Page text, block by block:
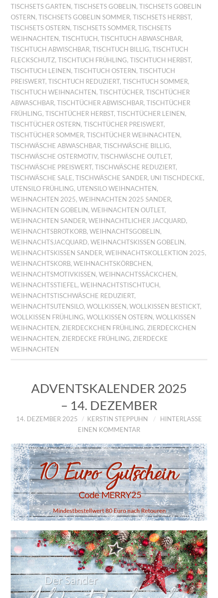
TISCHSETS GARTEN,TISCHSETS GOBELIN,TISCHSETS GOBELIN
OSTERN,TISCHSETS GOBELIN SOMMER,TISCHSETS HERBST,
TISCHSETS OSTERN,TISCHSETS SOMMER,TISCHSETS
WEIHNACHTEN,TISCHTUCH,TISCHTUCH ABWASCHBAR,
TISCHTUCH ABWISCHBAR,TISCHTUCH BILLIG,TISCHTUCH
FLECKSCHUTZ,TISCHTUCH FRÜHLING,TISCHTUCH HERBST,
TISCHTUCH LEINEN,TISCHTUCH OSTERN,TISCHTUCH
PREISWERT,TISCHTUCH REDUZIERT,TISCHTUCH SOMMER,
TISCHTUCH WEIHNACHTEN,TISCHTÜCHER,TISCHTÜCHER
ABWASCHBAR,TISCHTÜCHER ABWISCHBAR,TISCHTÜCHER
FRÜHLING,TISCHTÜCHER HERBST,TISCHTÜCHER LEINEN,
TISCHTÜCHER OSTERN,TISCHTÜCHER PREISWERT,
TISCHTÜCHER SOMMER,TISCHTÜCHER WEIHNACHTEN,
TISCHWÄSCHE ABWASCHBAR,TISCHWÄSCHE BILLIG,
TISCHWÄSCHE OSTERMOTIV,TISCHWÄSCHE OUTLET,
TISCHWÄSCHE PREISWERT,TISCHWÄSCHE REDUZIERT,
TISCHWÄSCHE SALE,TISCHWÄSCHE SANDER, UNI TISCHDECKE,
UTENSILO FRÜHLING, UTENSILO WEIHNACHTEN,
WEIHNACHTEN 2025,WEIHNACHTEN 2025 SANDER,
WEIHNACHTEN GOBELIN,WEIHNACHTEN OUTLET,
WEIHNACHTEN SANDER,WEIHNACHTLICHER JACQUARD,
WEIHNACHTSBROTKORB,WEIHNACHTSGOBELIN,
WEIHNACHTSJACQUARD,WEIHNACHTSKISSEN GOBELIN,
WEIHNACHTSKISSEN SANDER,WEIHNACHTSKOLLEKTION 2025,
WEIHNACHTSKORB,WEIHNACHTSKÖRBCHEN,
WEIHNACHTSMOTIVKISSEN,WEIHNACHTSSÄCKCHEN,
WEIHNACHTSSTIEFEL ,WEIHNACHTSTISCHTUCH,
WEIHNACHTSTISCHWÄSCHE REDUZIERT,
WEIHNACHTSUTENSILO,WOLLKISSEN,WOLLKISSEN BESTICKT,
WOLLKISSEN FRÜHLING,WOLLKISSEN OSTERN,WOLLKISSEN
WEIHNACHTEN, ZIERDECKCHEN FRÜHLING, ZIERDECKCHEN
WEIHNACHTEN, ZIERDECKE FRÜHLING, ZIERDECKE
WEIHNACHTEN
ADVENTSKALENDER 2025
– 14. DEZEMBER
14. DEZEMBER 2025 KERSTIN STEPPUHN
HINTERLASSE
EINEN KOMMENTAR